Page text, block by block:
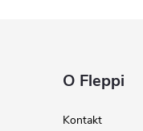
O Fleppi
Kontakt